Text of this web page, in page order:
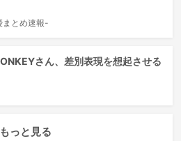
まとめ速報-
さん、差別表現を想起させる
もっと見る